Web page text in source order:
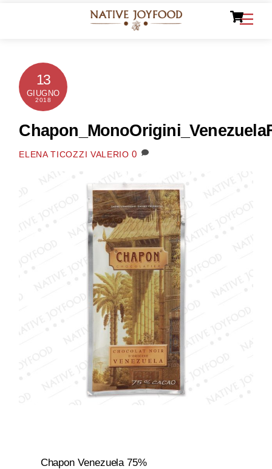
13
GIUGNO
2018
ELENA TICOZZI VALERIO 0
Chapon Venezuela 75%